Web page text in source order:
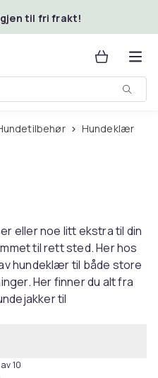
til fri frakt!
Hundetilbehør Hundeklær
eller noe litt ekstra til din
til rett sted. Her hos
hundeklær til både store
Her finner du alt fra
til
av 10